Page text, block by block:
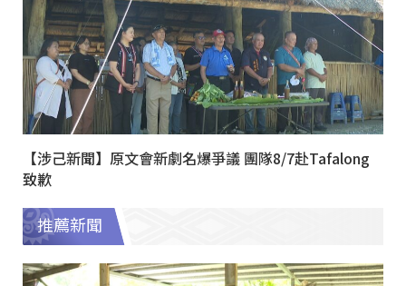
【涉己新聞】原文會新劇名爆爭議 團隊8/7赴Tafalong
致歉
推薦新聞